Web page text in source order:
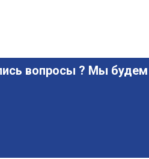
вопросы ? Мы